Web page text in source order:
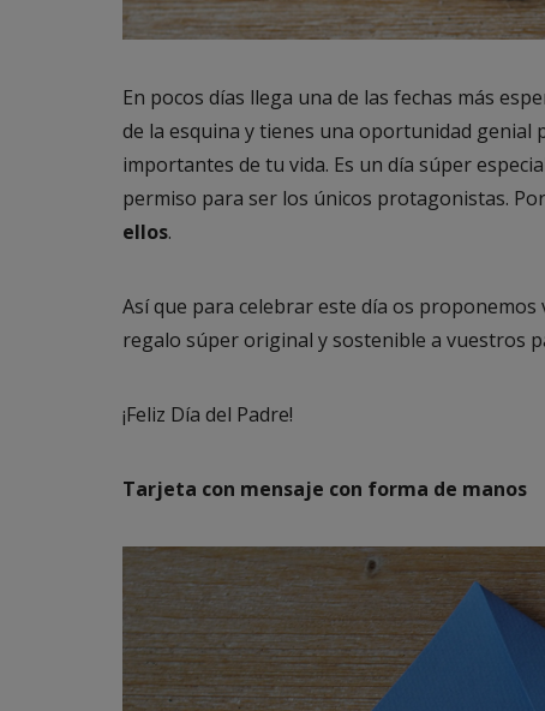
En pocos días llega una de las fechas más
de la esquina y tienes una oportunidad
importantes de tu vida. Es un día súper
permiso para ser los únicos protagonistas.
ellos.
Así que para celebrar este día os
regalo súper original y sostenible a vuestros
¡Feliz Día del Padre!
Tarjeta con mensaje con forma de manos